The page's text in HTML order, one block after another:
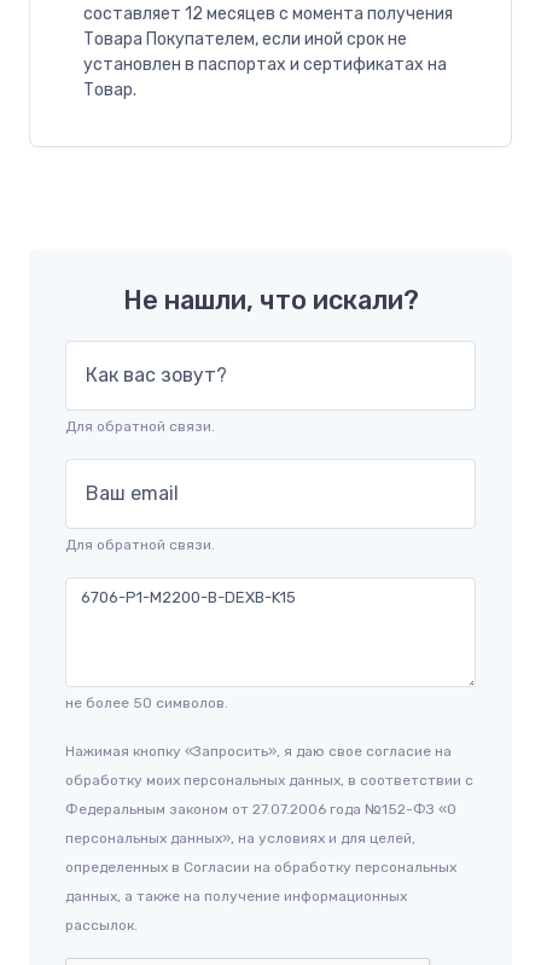
составляет 12 месяцев с момента получения
Товара Покупателем, если иной срок не
установлен в паспортах и сертификатах на
Товар.
Не нашли, что искали?
Как вас зовут?
Для обратной связи.
Ваш email
Для обратной связи.
не более 50 символов.
Нажимая кнопку «Запросить», я даю свое согласие на
обработку моих персональных данных, в соответствии с
Федеральным законом от 27.07.2006 года №152-ФЗ «О
персональных данных», на условиях и для целей,
определенных в Согласии на обработку персональных
данных, а также на получение информационных
рассылок.